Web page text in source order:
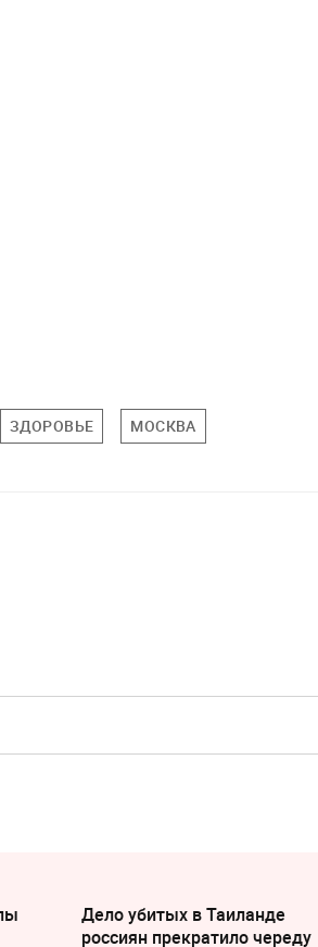
ЗДОРОВЬЕ МОСКВА
Дело убитых в Таиланде
россиян прекратило череду